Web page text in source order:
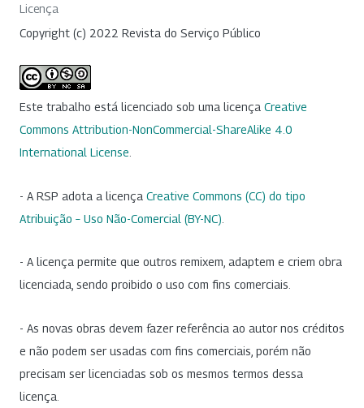
Licença
Copyright (c) 2022 Revista do Serviço Público
Este trabalho está licenciado sob uma licença Creative
Commons Attribution-NonCommercial-ShareAlike 4.0
International License
- A RSP adota a licença Creative Commons (CC) do tipo
Atribuição – Uso Não-Comercial (BY-NC)
- A licença permite que outros remixem, adaptem e criem obra
licenciada, sendo proibido o uso com fins comerciais.
- As novas obras devem fazer referência ao autor nos créditos
e não podem ser usadas com fins comerciais, porém não
precisam ser licenciadas sob os mesmos termos dessa
licença.